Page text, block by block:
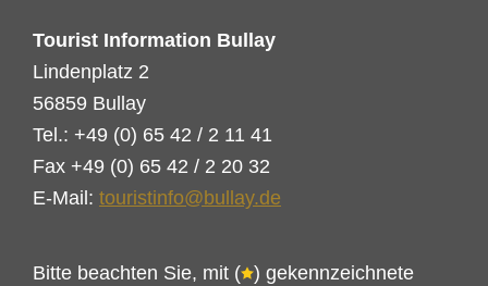
Tourist Information Bullay
Lindenplatz 2
56859 Bullay
Tel.: +49 (0) 65 42 / 2 11 41
Fax +49 (0) 65 42 / 2 20 32
E-Mail: touristinfo@bullay.de
Bitte beachten Sie, mit ( ) gekennzeichnete